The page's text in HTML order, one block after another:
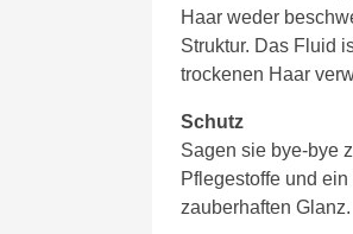
Haar weder
Struktur. Das Fluid
trockenen Haar
Schutz
Sagen sie bye-bye
Pflegestoffe und
zauberhaften Glanz.